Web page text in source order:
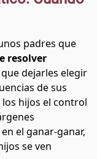
padres que
resolver
dejarles elegir
de sus
los hijos el control
el ganar-ganar,
se ven